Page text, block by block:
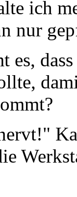
ich
nur
es,